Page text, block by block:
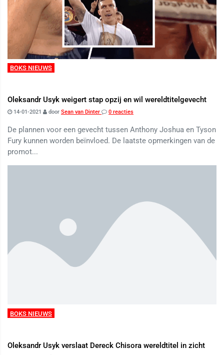
BOKS NIEUWS
Oleksandr Usyk weigert stap opzij en wil wereldtitelgevecht
14-01-2021 door Sean van Dinter 0 reacties
De plannen voor een gevecht tussen Anthony Joshua en Tyson
Fury kunnen worden beïnvloed. De laatste opmerkingen van de
promot...
BOKS NIEUWS
Oleksandr Usyk verslaat Dereck Chisora ​​wereldtitel in zicht